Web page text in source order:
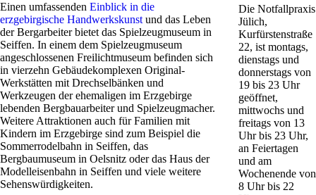
Einen umfassenden Einblick in die
erzgebirgische Handwerkskunst und das Leben
der Bergarbeiter bietet das Spielzeugmuseum in
Seiffen. In einem dem Spielzeugmuseum
angeschlossenen Freilichtmuseum befinden sich
in vierzehn Gebäudekomplexen Original-
Werkstätten mit Drechselbänken und
Werkzeugen der ehemaligen im Erzgebirge
lebenden Bergbauarbeiter und Spielzeugmacher.
Weitere Attraktionen auch für Familien mit
Kindern im Erzgebirge sind zum Beispiel die
Sommerrodelbahn in Seiffen, das
Bergbaumuseum in Oelsnitz oder das Haus der
Modelleisenbahn in Seiffen und viele weitere
Sehenswürdigkeiten.
Die Notfallpraxis
Jülich,
Kurfürstenstraße
22, ist montags,
dienstags und
donnerstags von
19 bis 23 Uhr
geöffnet,
mittwochs und
freitags von 13
Uhr bis 23 Uhr,
an Feiertagen
und am
Wochenende von
8 Uhr bis 22